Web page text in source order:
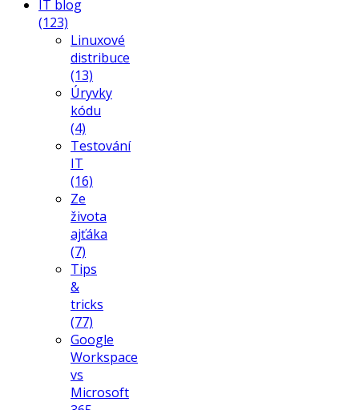
IT blog
(123)
Linuxové
distribuce
(13)
Úryvky
kódu
(4)
Testování
IT
(16)
Ze
života
ajťáka
(7)
Tips
&
tricks
(77)
Google
Workspace
vs
Microsoft